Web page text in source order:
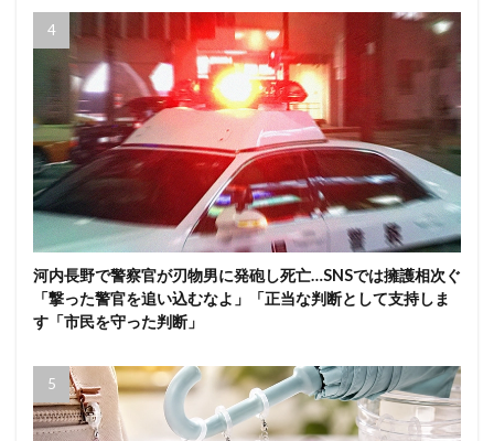
河内長野で警察官が刃物男に発砲し死亡…SNSでは擁護相次ぐ
「撃った警官を追い込むなよ」「正当な判断として支持しま
す「市民を守った判断」